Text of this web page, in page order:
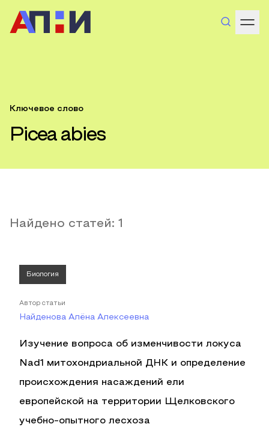
Ключевое слово
Picea abies
Найдено статей: 1
Биология
Автор статьи
Найденова Алёна Алексеевна
Изучение вопроса об изменчивости локуса
Nad1 митохондриальной ДНК и определение
происхождения насаждений ели
европейской на территории Щелковского
учебно-опытного лесхоза